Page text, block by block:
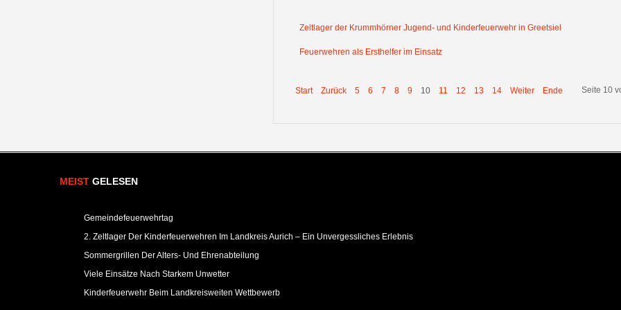
Zeltlager der Krummhörner Jugend- und Kinderfeuerwehr in Greetsiel
Feuerwehren als Ersthelfer im Einsatz
Seite 10
Start Zurück 5 6 7 8 9 10 11 12 13 14 Weiter Ende
MEIST GELESEN
Gemeindefeuerwehrtag
2. Zeltlager Der Kinderfeuerwehren Im Landkreis Aurich – Ein Unvergessliches Erlebnis
Sommergrillen Der Alters- Und Ehrenabteilung
Viele Einsätze Nach Starkem Unwetter
Kinderfeuerwehr Beim Landkreisweiten Wettbewerb